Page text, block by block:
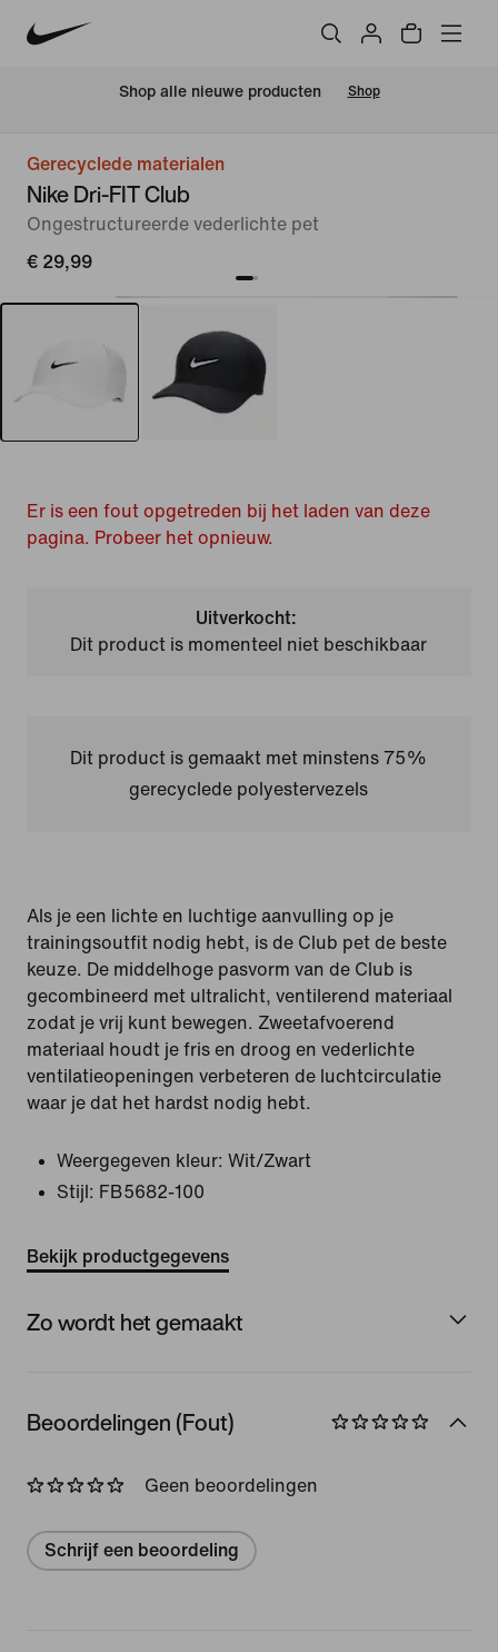
Shop alle nieuwe producten Shop
Gerecyclede materialen
Nike Dri-FIT Club
Ongestructureerde vederlichte pet
€ 29,99
Er is een fout opgetreden bij het laden van deze
pagina. Probeer het opnieuw.
Uitverkocht:
Dit product is momenteel niet beschikbaar
Dit product is gemaakt met minstens 75%
gerecyclede polyestervezels
Als je een lichte en luchtige aanvulling op je
trainingsoutfit nodig hebt, is de Club pet de beste
keuze. De middelhoge pasvorm van de Club is
gecombineerd met ultralicht, ventilerend materiaal
zodat je vrij kunt bewegen. Zweetafvoerend
materiaal houdt je fris en droog en vederlichte
ventilatieopeningen verbeteren de luchtcirculatie
waar je dat het hardst nodig hebt.
Weergegeven kleur: Wit/Zwart
Stijl: FB5682-100
Bekijk productgegevens
Zo wordt het gemaakt
Beoordelingen (Fout)
Geen beoordelingen
Schrijf een beoordeling